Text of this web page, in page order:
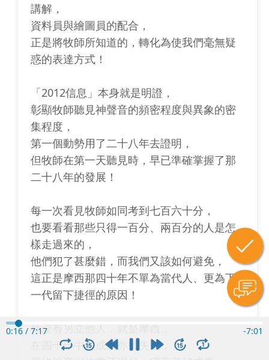
講解，
資料員與繪圖員的配合，
正是將牧師所知道的，轉化為使我們毫無疑
惑的表達方式！
「2012信息」本身就是明證，
彰顯牧師聽見神聲音的頻密程度與異象的密
集程度，
第一個動勢用了二十八年去證明，
但牧師在第一天聽見時，早已準確掌握了那
二十八年的發展！
每一次看見牧師如同考到七百六十分，
也要看看那些只得一百分、兩百分的人是怎
樣走過來的，
他們犯了甚麼錯，而我們又該如何避免，
這正是摩西那四十年不單為當代人、更為下
一代留下捷徑的原因！
神沒有另立他人，就是摩西，
在四十年中曾成功亦曾失敗，
0:17 / 7:17 -7:00